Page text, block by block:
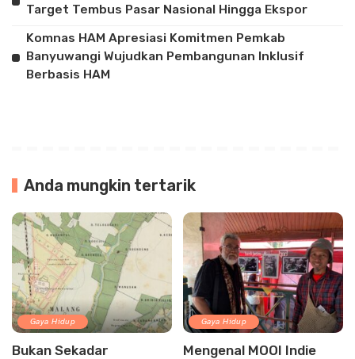
Target Tembus Pasar Nasional Hingga Ekspor
Komnas HAM Apresiasi Komitmen Pemkab
Banyuwangi Wujudkan Pembangunan Inklusif
Berbasis HAM
Anda mungkin tertarik
Gaya Hidup
Bukan Sekadar
Gaya Hidup
Mengenal MOOI Indie